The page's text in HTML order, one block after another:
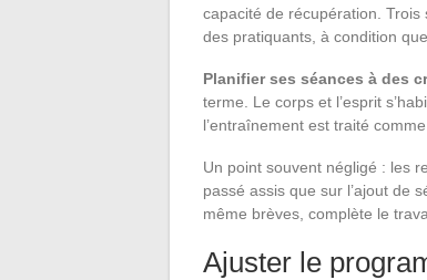
capacité de récupération.
des pratiquants, à condition
Planifier ses séances à des
terme. Le corps et l’esprit
l’entraînement est traité
Un point souvent négligé : les
passé assis que sur l’ajout de
même brèves, complète le
Ajuster le